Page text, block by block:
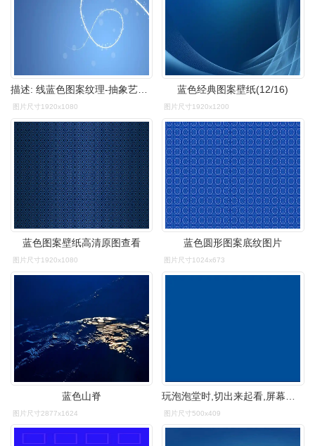
描述: 线蓝色图案纹理-抽象艺术设计壁纸 当前壁纸尺寸: 1920 x 1080
图片尺寸1920x1080
蓝色经典图案壁纸(12/16)
图片尺寸1920x1200
蓝色图案壁纸高清原图查看
图片尺寸1920x1080
蓝色圆形图案底纹图片
图片尺寸1024x673
蓝色山脊
图片尺寸2877x1624 图片尺寸500x409